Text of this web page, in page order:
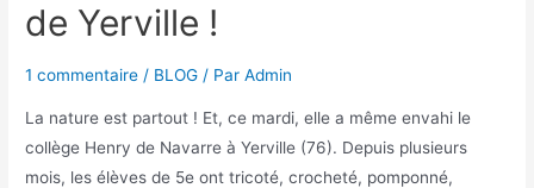
de Yerville !
1 commentaire / BLOG / ParAdmin
La nature est partout ! Et, ce mardi, elle a même envahi le
collège Henry de Navarre à Yerville (76). Depuis plusieurs
mois, les élèves de 5e ont tricoté, crocheté, pomponné,